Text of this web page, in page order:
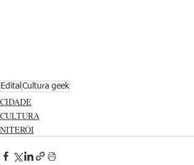
Edital Cultura geek
CIDADE
CULTURA
NITERÓI